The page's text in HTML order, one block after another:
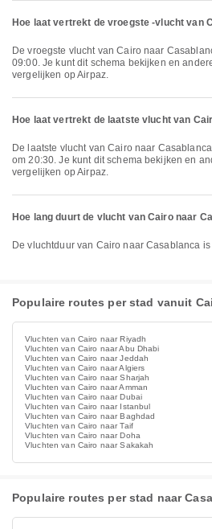
Hoe laat vertrekt de vroegste -vlucht van
De vroegste vlucht van Cairo naar Casablanca met EgyptAir vertrekt om
09:00. Je kunt dit schema bekijken en
vergelijken op Airpaz.
Hoe laat vertrekt de laatste vlucht van
De laatste vlucht van Cairo naar Casablanca met Royal Air Maroc vertrekt
om 20:30. Je kunt dit schema bekijken en
vergelijken op Airpaz.
Hoe lang duurt de vlucht van Cairo naar
De vluchtduur van Cairo naar Casablanca
Populaire routes per stad vanuit
Vluchten van Cairo naar Riyadh
Vluchten van Cairo naar Abu Dhabi
Vluchten van Cairo naar Jeddah
Vluchten van Cairo naar Algiers
Vluchten van Cairo naar Sharjah
Vluchten van Cairo naar Amman
Vluchten van Cairo naar Dubai
Vluchten van Cairo naar Istanbul
Vluchten van Cairo naar Baghdad
Vluchten van Cairo naar Taif
Vluchten van Cairo naar Doha
Vluchten van Cairo naar Sakakah
Populaire routes per stad naar